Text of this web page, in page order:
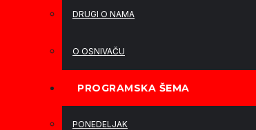
DRUGI O NAMA
O OSNIVAČU
PROGRAMSKA ŠEMA
PONEDELJAK